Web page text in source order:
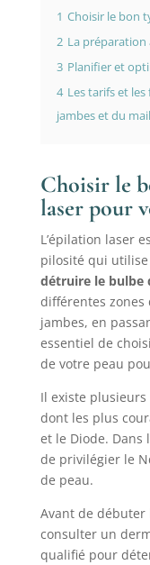
1 Choisir le bon
2 La préparation
3 Planifier et
4 Les tarifs et
jambes et du
Choisir le
laser pour
L’épilation laser
pilosité qui
détruire le bulbe
différentes zones
jambes, en
essentiel de
de votre peau
Il existe plusieurs
dont les plus
et le Diode. Dans
de privilégier le
de peau.
Avant de débuter
consulter un
qualifié pour